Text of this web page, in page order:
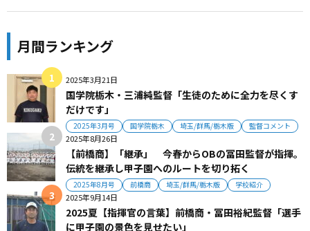
月間ランキング
2025年3月21日
国学院栃木・三浦純監督「生徒のために全力を尽くす
だけです」
2025年3月号 国学院栃木 埼玉/群馬/栃木版 監督コメント
2025年8月26日
【前橋商】「継承」 今春からOBの冨田監督が指揮。
伝統を継承し甲子園へのルートを切り拓く
2025年8月号 前橋商 埼玉/群馬/栃木版 学校紹介
2025年9月14日
2025夏【指揮官の言葉】前橋商・冨田裕紀監督「選手
に甲子園の景色を見せたい」